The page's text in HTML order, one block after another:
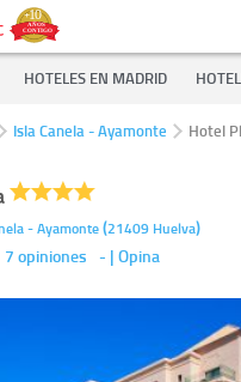
HOTELES EN MADRID
Isla Canela - Ayamonte Hotel
- Ayamonte(21409 Huelva)
7 opiniones - | Opina